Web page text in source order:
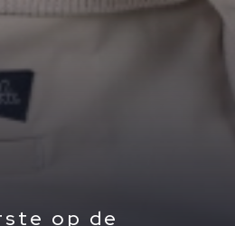
op de